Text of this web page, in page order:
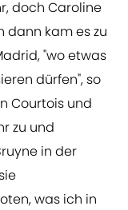
doch Caroline
dann kam es zu
"wo etwas
dürfen", so
Courtois und
zu und
in der
was ich in